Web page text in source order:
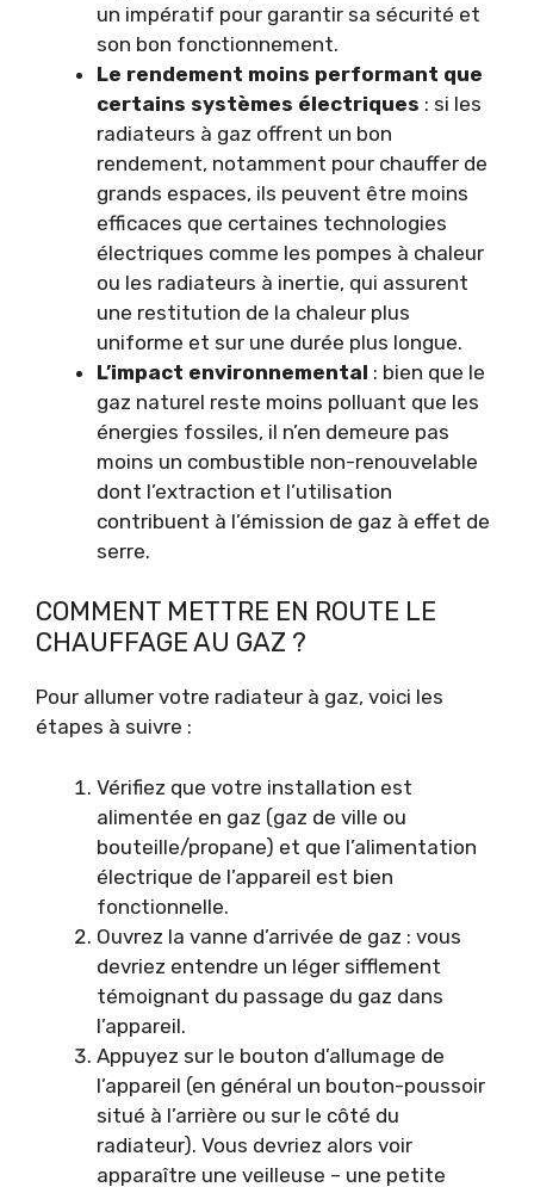
un impératif pour garantir sa sécurité et
son bon fonctionnement.
Le rendement moins performant que
certains systèmes électriques : si les
radiateurs à gaz offrent un bon
rendement, notamment pour chauffer de
grands espaces, ils peuvent être moins
efficaces que certaines technologies
électriques comme les pompes à chaleur
ou les radiateurs à inertie, qui assurent
une restitution de la chaleur plus
uniforme et sur une durée plus longue.
L’impact environnemental : bien que le
gaz naturel reste moins polluant que les
énergies fossiles, il n’en demeure pas
moins un combustible non-renouvelable
dont l’extraction et l’utilisation
contribuent à l’émission de gaz à effet de
serre.
COMMENT METTRE EN ROUTE LE
CHAUFFAGE AU GAZ ?
Pour allumer votre radiateur à gaz, voici les
étapes à suivre :
Vérifiez que votre installation est
alimentée en gaz (gaz de ville ou
bouteille/propane) et que l’alimentation
électrique de l’appareil est bien
fonctionnelle.
Ouvrez la vanne d’arrivée de gaz : vous
devriez entendre un léger sifflement
témoignant du passage du gaz dans
l’appareil.
Appuyez sur le bouton d’allumage de
l’appareil (en général un bouton-poussoir
situé à l’arrière ou sur le côté du
radiateur). Vous devriez alors voir
apparaître une veilleuse – une petite